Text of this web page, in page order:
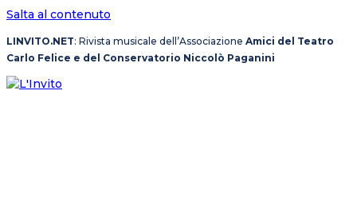
Salta al contenuto
LINVITO.NET: Rivista musicale dell’Associazione Amici del Teatro
Carlo Felice e del Conservatorio Niccolò Paganini